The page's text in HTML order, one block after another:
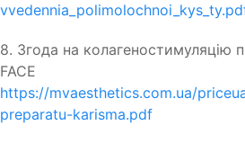
8. Згода на колагеностимуляцію
FACE
https://mvaesthetics.com.ua/
preparatu-karisma.pdf